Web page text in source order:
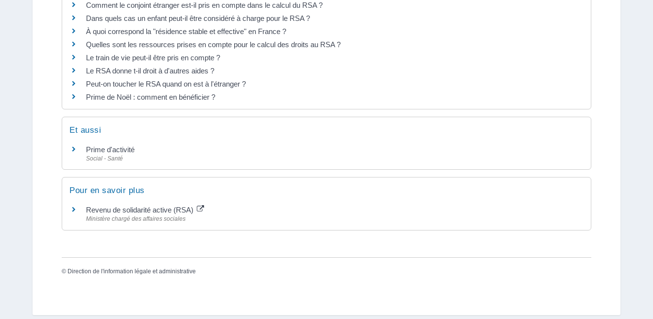
Comment le conjoint étranger est-il pris en compte dans le calcul du RSA ?
Dans quels cas un enfant peut-il être considéré à charge pour le RSA ?
À quoi correspond la "résidence stable et effective" en France ?
Quelles sont les ressources prises en compte pour le calcul des droits au RSA ?
Le train de vie peut-il être pris en compte ?
Le RSA donne t-il droit à d'autres aides ?
Peut-on toucher le RSA quand on est à l'étranger ?
Prime de Noël : comment en bénéficier ?
Et aussi
Prime d'activité
Social - Santé
Pour en savoir plus
Revenu de solidarité active (RSA)
Ministère chargé des affaires sociales
© Direction de l'information légale et administrative